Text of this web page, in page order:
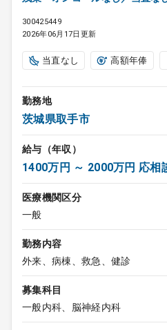
300425449
2026年06月17日更新
当直なし 高額年俸
勤務地
茨城県取手市
給与（年収）
1400万円 ～ 2000万円 応相
医療機関区分
一般
勤務内容
外来、病棟、救急、健診
募集科目
一般内科、脳神経内科